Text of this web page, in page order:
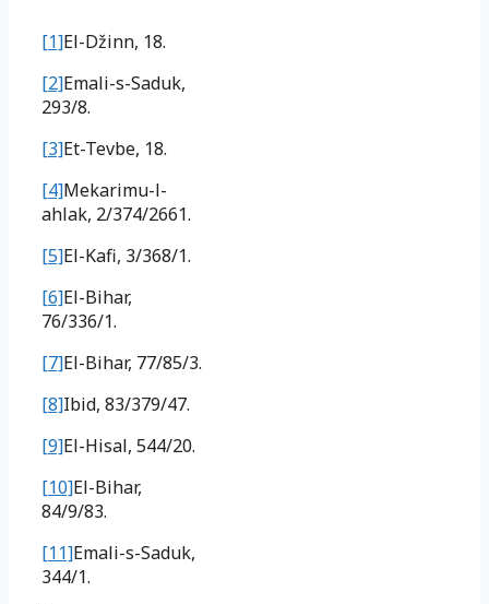
[1]El-Džinn, 18.
[2]Emali-s-Saduk,
293/8.
[3]Et-Tevbe, 18.
[4]Mekarimu-l-
ahlak, 2/374/2661.
[5]El-Kafi, 3/368/1.
[6]El-Bihar,
76/336/1.
[7]El-Bihar, 77/85/3.
[8]Ibid, 83/379/47.
[9]El-Hisal, 544/20.
[10]El-Bihar,
84/9/83.
[11]Emali-s-Saduk,
344/1.